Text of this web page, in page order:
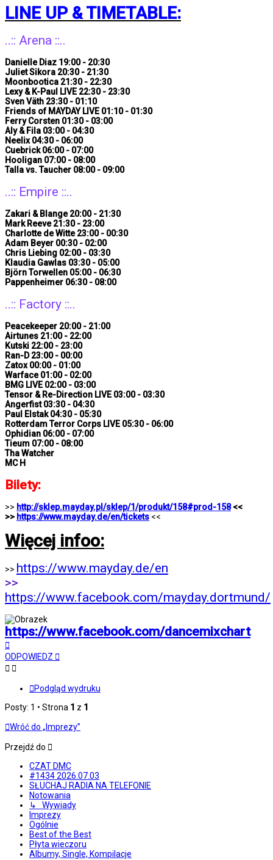
LINE UP & TIMETABLE:
..:: Arena ::..
Danielle Diaz 19:00 - 20:30
Juliet Sikora 20:30 - 21:30
Moonbootica 21:30 - 22:30
Lexy & K-Paul LIVE 22:30 - 23:30
Sven Väth 23:30 - 01:10
Friends of MAYDAY LIVE 01:10 - 01:30
Ferry Corsten 01:30 - 03:00
Aly & Fila 03:00 - 04:30
Neelix 04:30 - 06:00
Cuebrick 06:00 - 07:00
Hooligan 07:00 - 08:00
Talla vs. Taucher 08:00 - 09:00
..:: Empire ::..
Zakari & Blange 20:00 - 21:30
Mark Reeve 21:30 - 23:00
Charlotte de Witte 23:00 - 00:30
Adam Beyer 00:30 - 02:00
Chris Liebing 02:00 - 03:30
Klaudia Gawlas 03:30 - 05:00
Björn Torwellen 05:00 - 06:30
Pappenheimer 06:30 - 08:00
..:: Factory ::..
Peacekeeper 20:00 - 21:00
Airtunes 21:00 - 22:00
Kutski 22:00 - 23:00
Ran-D 23:00 - 00:00
Zatox 00:00 - 01:00
Warface 01:00 - 02:00
BMG LIVE 02:00 - 03:00
Tensor & Re-Direction LIVE 03:00 - 03:30
Angerfist 03:30 - 04:30
Paul Elstak 04:30 - 05:30
Rotterdam Terror Corps LIVE 05:30 - 06:00
Ophidian 06:00 - 07:00
Tieum 07:00 - 08:00
Tha Watcher
MC H
Bilety:
>> http://sklep.mayday.pl/sklep/1/produkt/158#prod-158<<
>> https://www.mayday.de/en/tickets <<
Więcej infoo:
>> https://www.mayday.de/en
>>
https://www.facebook.com/mayday.dortmund/
https://www.facebook.com/dancemixchart
górę
ODPOWIEDZ
Podgląd wydruku
Posty: 1 • Strona 1 z 1
Wróć do „Imprezy”
Przejdź do
CZAT DMC
#1434 2026.07.03
SŁUCHAJ RADIA NA TELEFONIE
Notowania
↳ Wywiady
Imprezy
Ogólnie
Best of the Best
Płyta wieczoru
Albumy, Single, Kompilacje